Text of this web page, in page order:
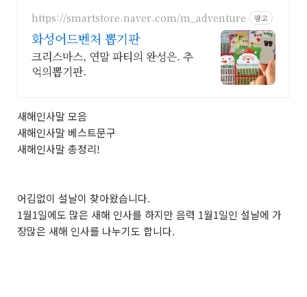
https://smartstore.naver.com/m_adventure 광고
화성어드벤처 뽑기판
크리스마스, 연말 파티의 완성은. 추
억의뽑기판.
새해인사말 모음
새해인사말 베스트문구
새해인사말 총정리!
어김없이 설날이 찾아왔습니다.
1월1일에도 많은 새해 인사를 하지만 음력 1월1일인 설날에 가
장많은 새해 인사를 나누기도 합니다.